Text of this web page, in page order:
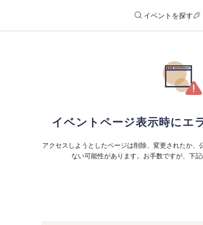
イベントを探す
イベントページ表示時にエ
アクセスしようとしたページは削除、変更されたか、
ない可能性があります。お手数ですが、下